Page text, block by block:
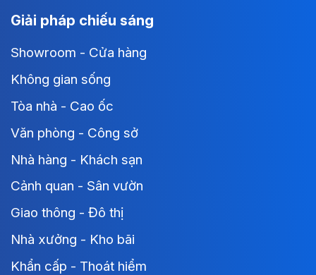
Giải pháp chiếu sáng
Showroom - Cửa hàng
Không gian sống
Tòa nhà - Cao ốc
Văn phòng - Công sở
Nhà hàng - Khách sạn
Cảnh quan - Sân vườn
Giao thông - Đô thị
Nhà xưởng - Kho bãi
Khẩn cấp - Thoát hiểm